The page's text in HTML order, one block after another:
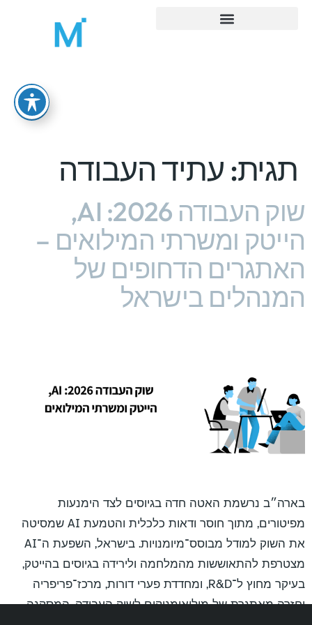
תגית:עתיד העבודה
שוק העבודה 2026: AI,
הייטק ומשרתי המילואים –
האתגרים הדחופים של
המנהלים בישראל
בארה״ב נרשמת האטה חדה בגיוסים לצד הימנעות
מפיטורים, מתוך חוסר ודאות כלכלית והטמעת AI שמסיטה
את השוק למודל מבוסס־מיומנויות. בישראל, השפעת ה־AI
מצטרפת להתאוששות מהמלחמה ולירידה בגיוסים בהייטק,
בעיקר מחוץ ל־R&D, ומחדדת פערי דורות, מרכז־פריפריה
וחזרה מאתגרת של מילואימניקים לשוק העבודה. המסקנה